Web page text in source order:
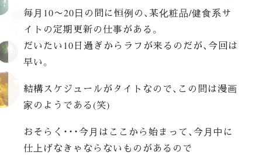
毎月10〜20日の間に恒例の、某化粧品/健食系サ
イトの定期更新の仕事がある。
だいたい10日過ぎからラフが来るのだが、今回は
早い。
結構スケジュールがタイトなので、この間は漫画
家のようである(笑)
おそらく・・・今月はここから始まって、今月中に
仕上げなきゃならないものがあるので